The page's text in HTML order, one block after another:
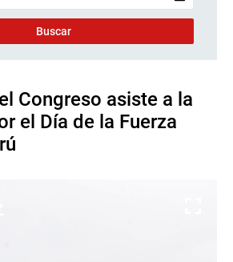
Congreso asiste a la
el Día de la Fuerza